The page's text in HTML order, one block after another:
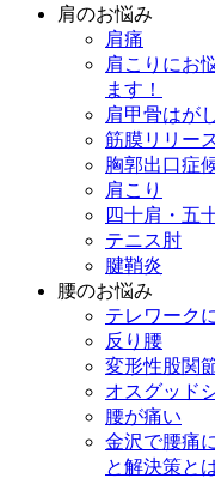
肩のお悩み
肩痛
肩こりにお
ます！
肩甲骨はが
筋膜リリー
胸郭出口症
肩こり
四十肩・五
テニス肘
腱鞘炎
腰のお悩み
テレワーク
反り腰
変形性股関
オスグッド
腰が痛い
金沢で腰痛
と解決策と